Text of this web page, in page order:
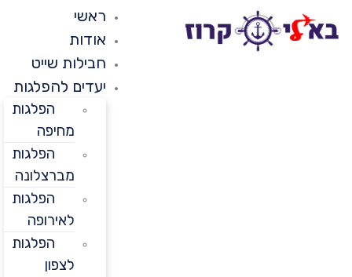
ראשי
אודות
חבילות שייט
יעדים להפלגות
הפלגות
מחיפה
הפלגות
מברצלונה
הפלגות
לאירופה
הפלגות